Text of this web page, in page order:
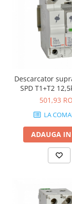
Descarcator
SPD T1+T2
stanga Legrand
501,93
LA
ADAUGA IN